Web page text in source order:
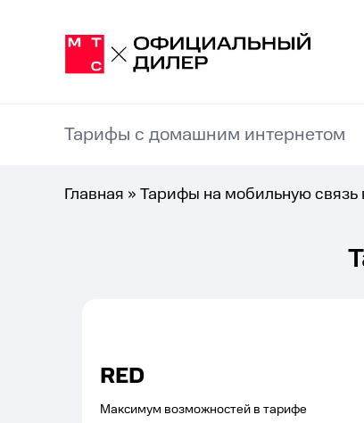
Тарифы с домашним интернетом
Главная » Тарифы на мобильную связь
RED
Максимум возможностей в тарифе